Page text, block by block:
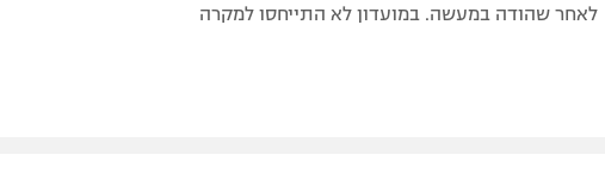
לאחר שהודה במעשה. במועדון לא התייחסו למקרה